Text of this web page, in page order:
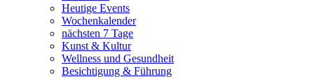
Heutige Events
Wochenkalender
nächsten 7 Tage
Kunst & Kultur
Wellness und Gesundheit
Besichtigung & Führung